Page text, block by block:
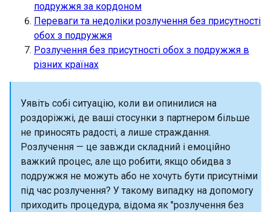
подружжя за кордоном
Переваги та недоліки розлучення без присутності
обох з подружжя
Розлучення без присутності обох з подружжя в
різних країнах
Уявіть собі ситуацію, коли ви опинилися на
роздоріжжі, де ваші стосунки з партнером більше
не приносять радості, а лише страждання.
Розлучення — це завжди складний і емоційно
важкий процес, але що робити, якщо обидва з
подружжя не можуть або не хочуть бути присутніми
під час розлучення? У такому випадку на допомогу
приходить процедура, відома як "розлучення без